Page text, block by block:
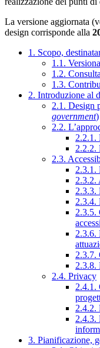
La versione aggiornata
design corrisponde alla
1. Scopo,
1.1.
1.2.
1.3.
2. Introduzione al
2.1. Design
government)
2.2.
2.2.1.
2.2.2.
2.3.
2.3.1.
2.3.2.
2.3.3.
2.3.4.
2.3.5.
2.3.6.
2.3.7.
2.3.8.
2.4. Privacy
2.4.1.
2.4.2.
2.4.3.
3. Pianificazione,